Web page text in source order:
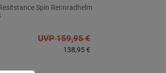
Spin Rennradhelm
UVP 159,95 €
138,95 €